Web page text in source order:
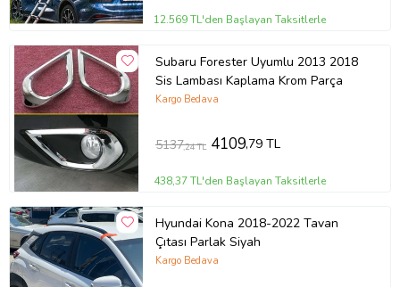
12.569 TL'den Başlayan Taksitlerle
Subaru Forester Uyumlu 2013 2018
Sis Lambası Kaplama Krom Parça
Kargo Bedava
5137,24 TL 4109,79 TL
438,37 TL'den Başlayan Taksitlerle
Hyundai Kona 2018-2022 Tavan
Çıtası Parlak Siyah
Kargo Bedava